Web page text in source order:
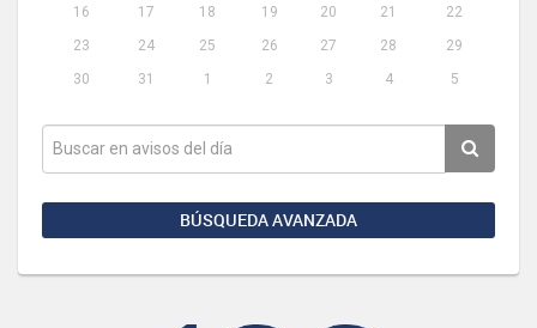
16
17 18 19 20 21
22
23
24 25 26 27 28
29
30
31 1 2 3 4 5
BÚSQUEDA AVANZADA